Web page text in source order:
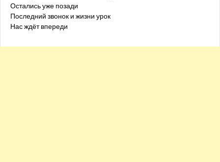
Остались уже позади
Последний звонок и жизни урок
Нас ждёт впереди